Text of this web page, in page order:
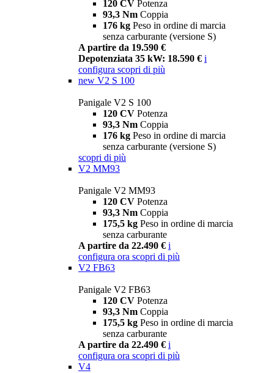
120 CV Potenza
93,3 Nm Coppia
176 kg Peso in ordine di marcia
senza carburante (versione S)
A partire da 19.590 €
Depotenziata 35 kW: 18.590 € i
configura scopri di più
new V2 S 100
Panigale V2 S 100
120 CV Potenza
93,3 Nm Coppia
176 kg Peso in ordine di marcia
senza carburante (versione S)
scopri di più
V2 MM93
Panigale V2 MM93
120 CV Potenza
93,3 Nm Coppia
175,5 kg Peso in ordine di marcia
senza carburante
A partire da 22.490 € i
configura ora scopri di più
V2 FB63
Panigale V2 FB63
120 CV Potenza
93,3 Nm Coppia
175,5 kg Peso in ordine di marcia
senza carburante
A partire da 22.490 € i
configura ora scopri di più
V4